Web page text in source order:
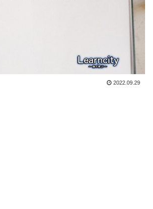
2022.09.29